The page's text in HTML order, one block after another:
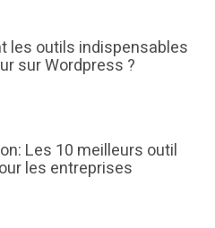
les outils indispensables
sur Wordpress ?
Les 10 meilleurs outil
les entreprises